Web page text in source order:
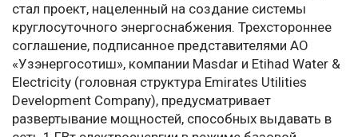
стал проект, нацеленный на создание системы
круглосуточного энергоснабжения. Трехстороннее
соглашение, подписанное представителями АО
«Узэнергосотиш», компании Masdar и Etihad Water &
Electricity (головная структура Emirates Utilities
Development Company), предусматривает
развертывание мощностей, способных выдавать в